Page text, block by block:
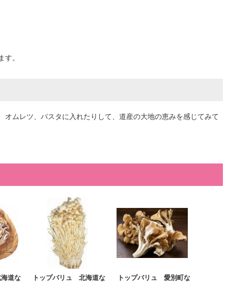
。
ムレツ、パスタに入れたりして、道産の大地の恵みを感じてみて
道な
トップバリュ 北海道な
トップバリュ 愛別町な